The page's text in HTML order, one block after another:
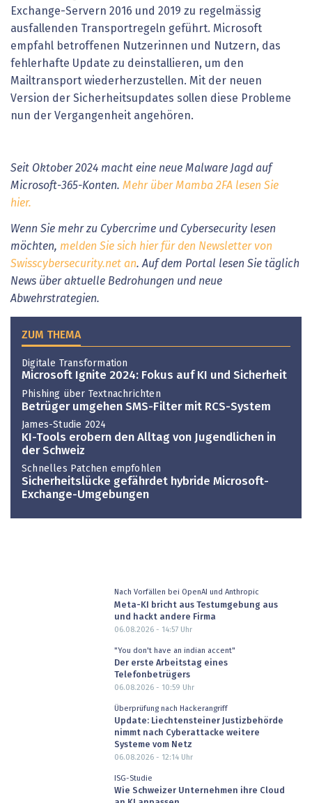
Exchange-Servern 2016 und 2019 zu regelmässig
ausfallenden Transportregeln geführt. Microsoft
empfahl betroffenen Nutzerinnen und Nutzern, das
fehlerhafte Update zu deinstallieren, um den
Mailtransport wiederherzustellen. Mit der neuen
Version der Sicherheitsupdates sollen diese Probleme
nun der Vergangenheit angehören.
Seit Oktober 2024 macht eine neue Malware Jagd auf
Microsoft-365-Konten. Mehr über Mamba 2FA lesen Sie
hier.
Wenn Sie mehr zu Cybercrime und Cybersecurity lesen
möchten, melden Sie sich hier für den Newsletter von
Swisscybersecurity.net an. Auf dem Portal lesen Sie täglich
News über aktuelle Bedrohungen und neue
Abwehrstrategien.
ZUM THEMA
Digitale Transformation
Microsoft Ignite 2024: Fokus auf KI und Sicherheit
Phishing über Textnachrichten
Betrüger umgehen SMS-Filter mit RCS-System
James-Studie 2024
KI-Tools erobern den Alltag von Jugendlichen in
der Schweiz
Schnelles Patchen empfohlen
Sicherheitslücke gefährdet hybride Microsoft-
Exchange-Umgebungen
Nach Vorfällen bei OpenAI und Anthropic
Meta-KI bricht aus Testumgebung aus
und hackt andere Firma
06.08.2026 - 14:57Uhr
"You don't have an indian accent"
Der erste Arbeitstag eines
Telefonbetrügers
06.08.2026 - 10:59 Uhr
Überprüfung nach Hackerangriff
Update: Liechtensteiner Justizbehörde
nimmt nach Cyberattacke weitere
Systeme vom Netz
06.08.2026 - 12:14Uhr
ISG-Studie
Wie Schweizer Unternehmen ihre Cloud